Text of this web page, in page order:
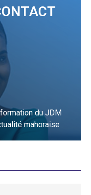
du JDM
mahoraise